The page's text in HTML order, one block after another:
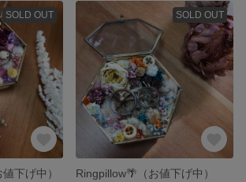
SOLD OUT
下げ中）
SOLD OUT
Ringpillow🌴（お値下げ中）